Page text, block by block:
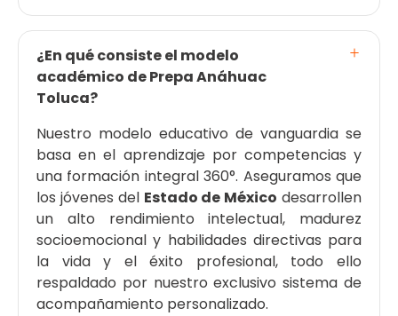
¿En qué consiste el modelo
académico de Prepa Anáhuac
Toluca?
Nuestro modelo educativo de vanguardia se
basa en el aprendizaje por competencias y
una formación integral 360°. Aseguramos que
los jóvenes del Estado de México desarrollen
un alto rendimiento intelectual, madurez
socioemocional y habilidades directivas para
la vida y el éxito profesional, todo ello
respaldado por nuestro exclusivo sistema de
acompañamiento personalizado.